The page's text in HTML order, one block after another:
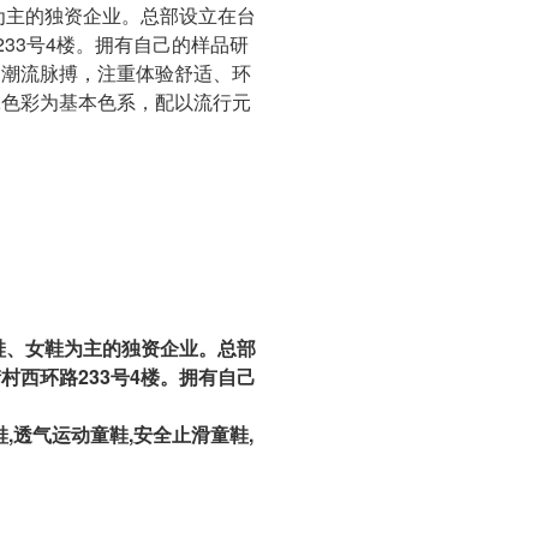
的独资企业。总部设立在台
号4楼。拥有自己的样品研
流脉搏，注重体验舒适、环
彩为基本色系，配以流行元
女鞋为主的独资企业。总部
西环路233号4楼。拥有自己
,透气运动童鞋,安全止滑童鞋,